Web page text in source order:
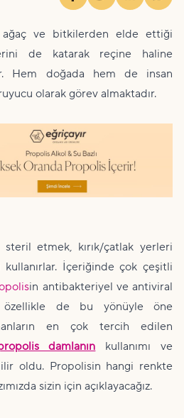
ağaç ve bitkilerden elde ettiği
de katarak reçine haline
Hem doğada hem de insan
olarak görev almaktadır.
steril etmek, kırık/çatlak yerleri
kullanırlar. İçeriğinde çok çeşitli
in antibakteriyel ve antiviral
de bu yönüyle öne
en çok tercih edilen
damlanın kullanımı ve
oldu. Propolisin hangi renkte
sizin için açıklayacağız.